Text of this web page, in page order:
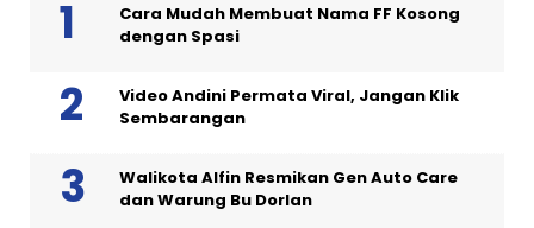
Cara Mudah Membuat Nama FF Kosong
dengan Spasi
Video Andini Permata Viral, Jangan Klik
Sembarangan
Walikota Alfin Resmikan Gen Auto Care
dan Warung Bu Dorlan